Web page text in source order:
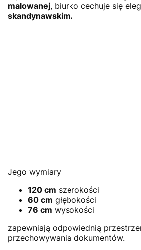
malowanej, biurko cechuje się
skandynawskim.
Jego wymiary
120 cm szerokości
60 cm głębokości
76 cm wysokości
zapewniają odpowiednią
przechowywania dokumentów.